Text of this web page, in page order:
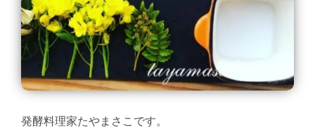
発酵料理家たやまさこです。